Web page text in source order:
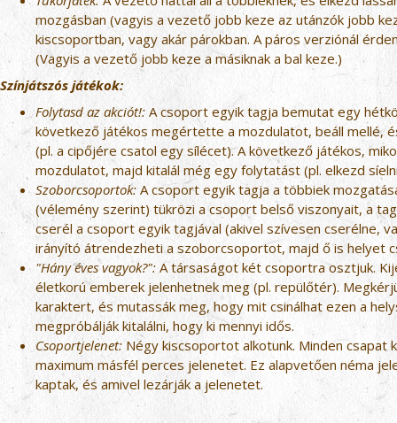
mozgásban (vagyis a vezető jobb keze az utánzók jobb
kiscsoportban, vagy akár párokban. A páros verziónál
(Vagyis a vezető jobb keze a másiknak a bal keze.)
Színjátszós játékok:
Folytasd az akciót!: A csoport egyik tagja bemutat egy
következő játékos megértette a mozdulatot, beáll mellé,
(pl. a cipőjére csatol egy sílécet). A következő játékos,
mozdulatot, majd kitalál még egy folytatást (pl. elkezd
Szoborcsoportok: A csoport egyik tagja a többiek
(vélemény szerint) tükrözi a csoport belső viszonyait, a
cserél a csoport egyik tagjával (akivel szívesen cserélne,
irányító átrendezheti a szoborcsoportot, majd ő is helyet
"Hány éves vagyok?": A társaságot két csoportra osztjuk.
életkorú emberek jelenhetnek meg (pl. repülőtér).
karaktert, és mutassák meg, hogy mit csinálhat ezen a
megpróbálják kitalálni, hogy ki mennyi idős.
Csoportjelenet: Négy kiscsoportot alkotunk. Minden
maximum másfél perces jelenetet. Ez alapvetően néma
kaptak, és amivel lezárják a jelenetet.